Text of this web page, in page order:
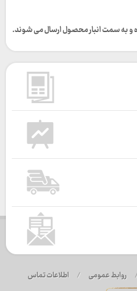
و به سمت انبار محصول ارسال می شوند.
روابط عمومی / اطلاعات تماس